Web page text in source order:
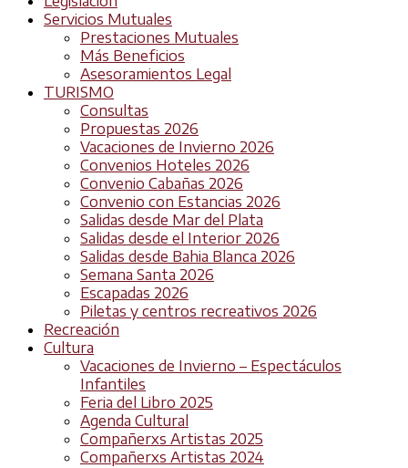
Servicios Mutuales
Prestaciones Mutuales
Más Beneficios
Asesoramientos Legal
TURISMO
Consultas
Propuestas 2026
Vacaciones de Invierno 2026
Convenios Hoteles 2026
Convenio Cabañas 2026
Convenio con Estancias 2026
Salidas desde Mar del Plata
Salidas desde el Interior 2026
Salidas desde Bahia Blanca 2026
Semana Santa 2026
Escapadas 2026
Piletas y centros recreativos 2026
Recreación
Cultura
Vacaciones de Invierno – Espectáculos
Infantiles
Feria del Libro 2025
Agenda Cultural
Compañerxs Artistas 2025
Compañerxs Artistas 2024